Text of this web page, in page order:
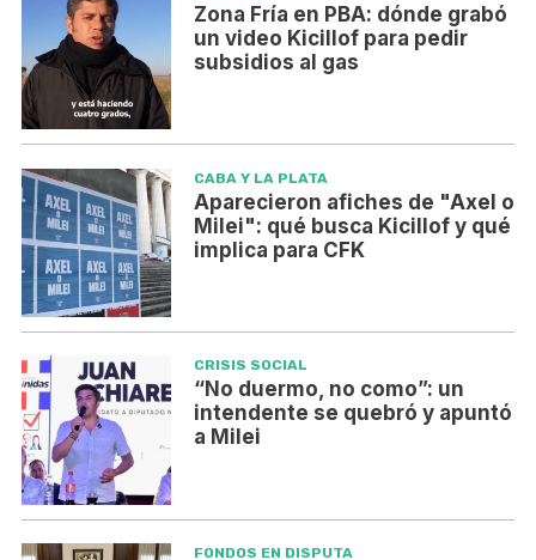
Zona Fría en PBA: dónde grabó
un video Kicillof para pedir
subsidios al gas
CABA Y LA PLATA
Aparecieron afiches de "Axel o
Milei": qué busca Kicillof y qué
implica para CFK
CRISIS SOCIAL
“No duermo, no como”: un
intendente se quebró y apuntó
a Milei
FONDOS EN DISPUTA